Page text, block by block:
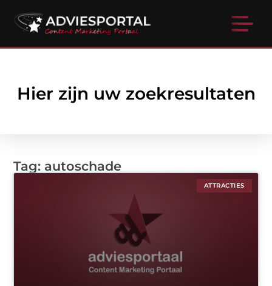
Hier zijn uw zoekresultaten
Tag: autoschade
ATTRACTIES